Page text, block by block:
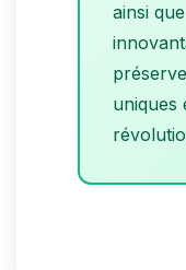
ainsi
uniques